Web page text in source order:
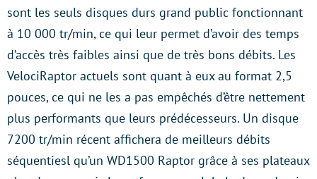
sont les seuls disques durs grand public fonctionnant
à 10 000 tr/min, ce qui leur permet d’avoir des temps
d’accès très faibles ainsi que de très bons débits. Les
VelociRaptor actuels sont quant à eux au format 2,5
pouces, ce qui ne les a pas empêchés d’être nettement
plus performants que leurs prédécesseurs. Un disque
7200 tr/min récent affichera de meilleurs débits
séquentiesl qu’un WD1500 Raptor grâce à ses plateaux